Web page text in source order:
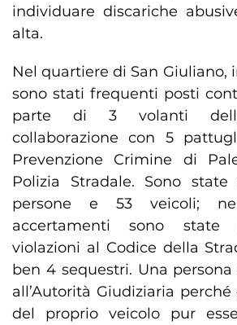
individuare discariche
alta.
Nel quartiere di San Giuliano,
sono stati frequenti posti
parte di 3 volanti
collaborazione con 5
Prevenzione Crimine di
Polizia Stradale. Sono state
persone e 53 veicoli;
accertamenti sono state
violazioni al Codice della
ben 4 sequestri. Una
all’Autorità Giudiziaria
del proprio veicolo pur